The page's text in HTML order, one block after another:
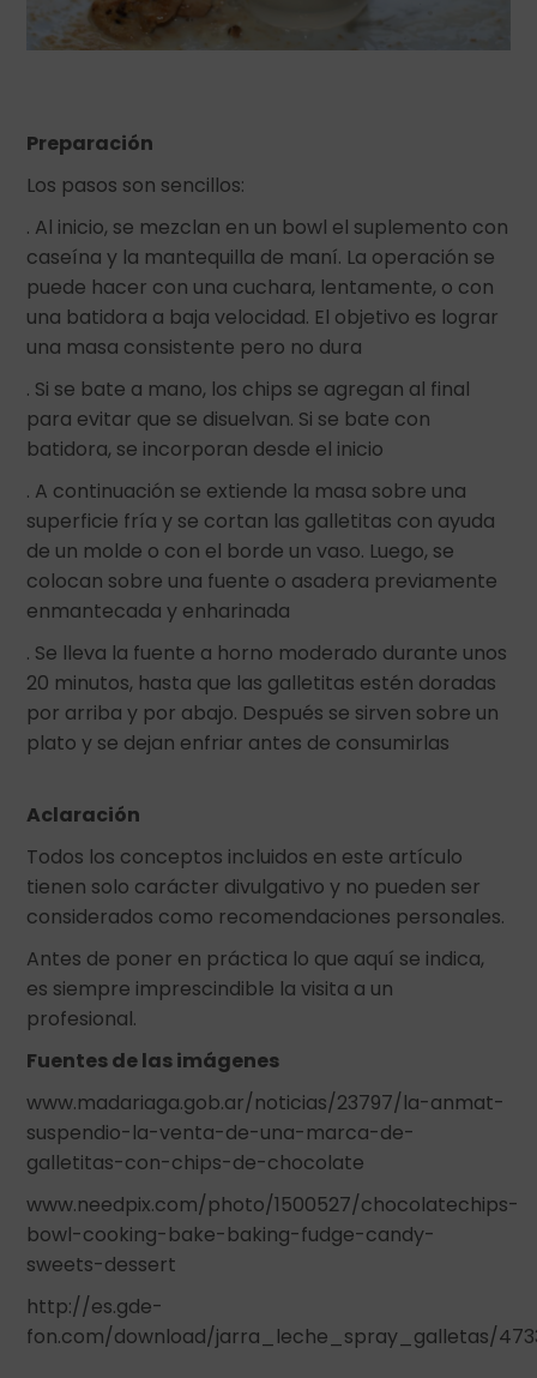
Preparación
Los pasos son sencillos:
. Al inicio, se mezclan en un bowl el suplemento con
caseína y la mantequilla de maní. La operación se
puede hacer con una cuchara, lentamente, o con
una batidora a baja velocidad. El objetivo es lograr
una masa consistente pero no dura
. Si se bate a mano, los chips se agregan al final
para evitar que se disuelvan. Si se bate con
batidora, se incorporan desde el inicio
. A continuación se extiende la masa sobre una
superficie fría y se cortan las galletitas con ayuda
de un molde o con el borde un vaso. Luego, se
colocan sobre una fuente o asadera previamente
enmantecada y enharinada
. Se lleva la fuente a horno moderado durante unos
20 minutos, hasta que las galletitas estén doradas
por arriba y por abajo. Después se sirven sobre un
plato y se dejan enfriar antes de consumirlas
Aclaración
Todos los conceptos incluidos en este artículo
tienen solo carácter divulgativo y no pueden ser
considerados como recomendaciones personales.
Antes de poner en práctica lo que aquí se indica,
es siempre imprescindible la visita a un
profesional.
Fuentes de las imágenes
www.madariaga.gob.ar/noticias/23797/la-anmat-
suspendio-la-venta-de-una-marca-de-
galletitas-con-chips-de-chocolate
www.needpix.com/photo/1500527/chocolatechips-
bowl-cooking-bake-baking-fudge-candy-
sweets-dessert
http://es.gde-
fon.com/download/jarra_leche_spray_galletas/